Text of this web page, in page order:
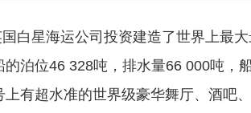
国白星海运公司投资建造了世界上最
的泊位46 328吨，排水量66 000吨，
上有超水准的世界级豪华舞厅、酒吧